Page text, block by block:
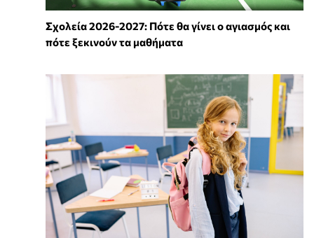
Σχολεία 2026-2027: Πότε θα γίνει ο αγιασμός και
πότε ξεκινούν τα μαθήματα